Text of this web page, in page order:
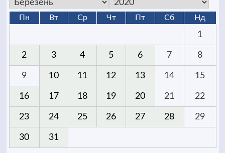
Пн Вт Ср Чт Пт Сб Нд
1
2 3 4 5 6 7 8
9 10 11 12 13 14 15
16 17 18 19 20 21 22
23 24 25 26 27 28 29
30 31